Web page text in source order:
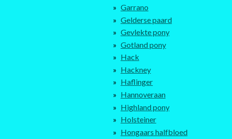
Garrano
Gelderse paard
Gevlekte pony
Gotland pony
Hack
Hackney
Haflinger
Hannoveraan
Highland pony
Holsteiner
Hongaars halfbloed